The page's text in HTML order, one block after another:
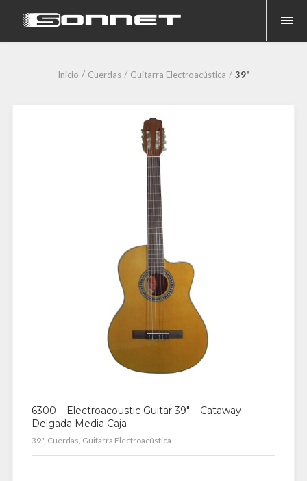
Inicio Cuerdas Guitarra Electroacústica 39"
6300 – Electroacoustic Guitar 39″ – Cataway –
Delgada Media Caja
39", Cuerdas, Guitarra Electroacústica